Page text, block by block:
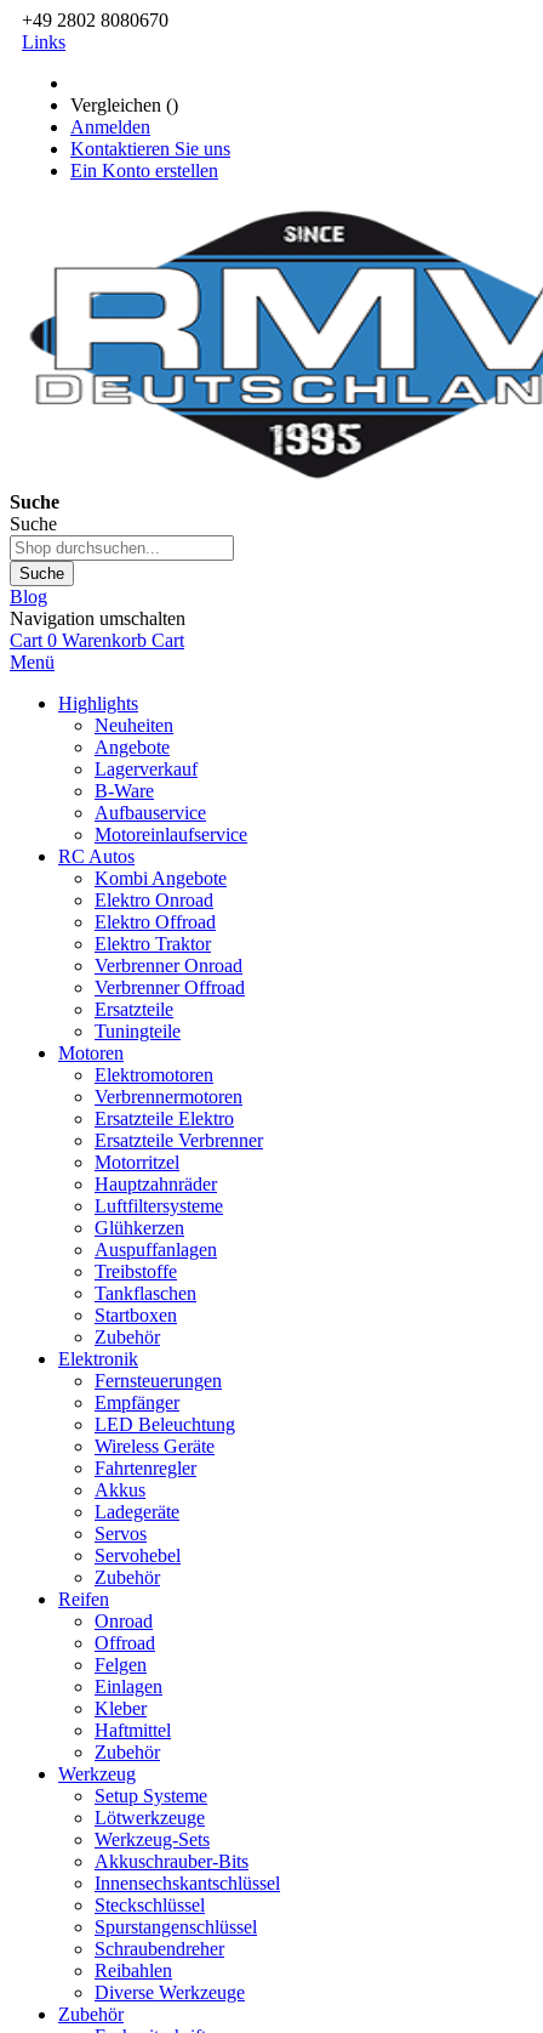
+49 2802 8080670
Links
Vergleichen ()
Anmelden
Kontaktieren Sie uns
Ein Konto erstellen
Suche
Suche
Suche
Blog
Navigation umschalten
Cart 0 Warenkorb Cart
Menü
Highlights
Neuheiten
Angebote
Lagerverkauf
B-Ware
Aufbauservice
Motoreinlaufservice
RC Autos
Kombi Angebote
Elektro Onroad
Elektro Offroad
Elektro Traktor
Verbrenner Onroad
Verbrenner Offroad
Ersatzteile
Tuningteile
Motoren
Elektromotoren
Verbrennermotoren
Ersatzteile Elektro
Ersatzteile Verbrenner
Motorritzel
Hauptzahnräder
Luftfiltersysteme
Glühkerzen
Auspuffanlagen
Treibstoffe
Tankflaschen
Startboxen
Zubehör
Elektronik
Fernsteuerungen
Empfänger
LED Beleuchtung
Wireless Geräte
Fahrtenregler
Akkus
Ladegeräte
Servos
Servohebel
Zubehör
Reifen
Onroad
Offroad
Felgen
Einlagen
Kleber
Haftmittel
Zubehör
Werkzeug
Setup Systeme
Lötwerkzeuge
Werkzeug-Sets
Akkuschrauber-Bits
Innensechskantschlüssel
Steckschlüssel
Spurstangenschlüssel
Schraubendreher
Reibahlen
Diverse Werkzeuge
Zubehör